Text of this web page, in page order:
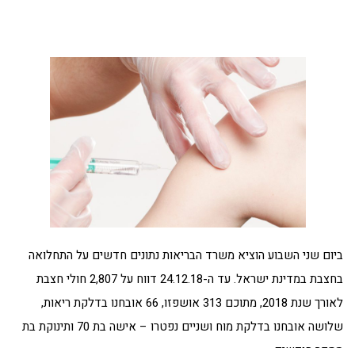
ביום שני השבוע הוציא משרד הבריאות נתונים חדשים על התחלואה
בחצבת במדינת ישראל. עד ה-24.12.18 דווח על 2,807 חולי חצבת
לאורך שנת 2018, מתוכם 313 אושפזו, 66 אובחנו בדלקת ריאות,
שלושה אובחנו בדלקת מוח ושניים נפטרו – אישה בת 70 ותינוקת בת